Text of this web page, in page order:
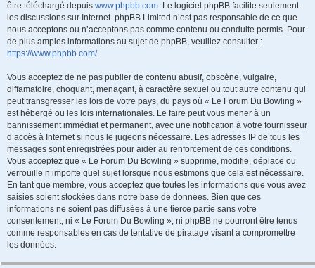
être téléchargé depuis www.phpbb.com. Le logiciel phpBB facilite seulement
les discussions sur Internet. phpBB Limited n’est pas responsable de ce que
nous acceptons ou n’acceptons pas comme contenu ou conduite permis. Pour
de plus amples informations au sujet de phpBB, veuillez consulter :
https://www.phpbb.com/.
Vous acceptez de ne pas publier de contenu abusif, obscène, vulgaire,
diffamatoire, choquant, menaçant, à caractère sexuel ou tout autre contenu qui
peut transgresser les lois de votre pays, du pays où « Le Forum Du Bowling »
est hébergé ou les lois internationales. Le faire peut vous mener à un
bannissement immédiat et permanent, avec une notification à votre fournisseur
d’accès à Internet si nous le jugeons nécessaire. Les adresses IP de tous les
messages sont enregistrées pour aider au renforcement de ces conditions.
Vous acceptez que « Le Forum Du Bowling » supprime, modifie, déplace ou
verrouille n’importe quel sujet lorsque nous estimons que cela est nécessaire.
En tant que membre, vous acceptez que toutes les informations que vous avez
saisies soient stockées dans notre base de données. Bien que ces
informations ne soient pas diffusées à une tierce partie sans votre
consentement, ni « Le Forum Du Bowling », ni phpBB ne pourront être tenus
comme responsables en cas de tentative de piratage visant à compromettre
les données.